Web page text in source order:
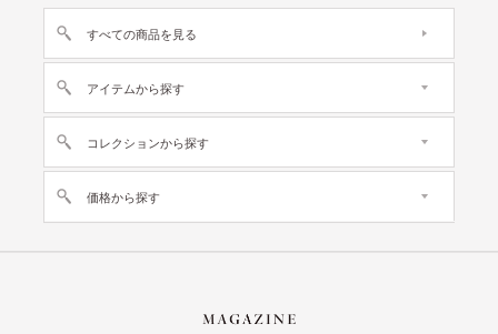
すべての商品を見る
アイテムから探す
コレクションから探す
価格から探す